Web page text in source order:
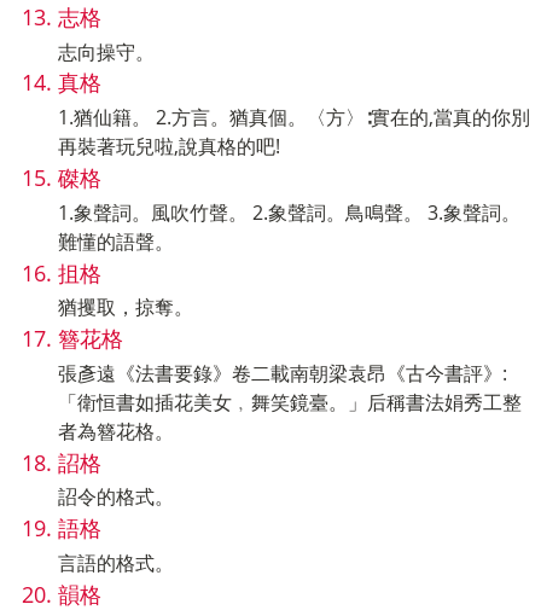
志格
志向操守。
真格
1.猶仙籍。 2.方言。猶真個。〈方〉∶實在的,當真的你別
再裝著玩兒啦,說真格的吧!
磔格
1.象聲詞。風吹竹聲。 2.象聲詞。鳥鳴聲。 3.象聲詞。
難懂的語聲。
抯格
猶攫取，掠奪。
簪花格
張彥遠《法書要錄》卷二載南朝梁袁昂《古今書評》:
「衛恒書如插花美女﹐舞笑鏡臺。」后稱書法娟秀工整
者為簪花格。
詔格
詔令的格式。
語格
言語的格式。
韻格